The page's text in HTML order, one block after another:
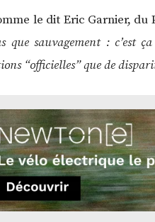
le dit Eric Garnier,
que sauvagement :
“officielles” que de